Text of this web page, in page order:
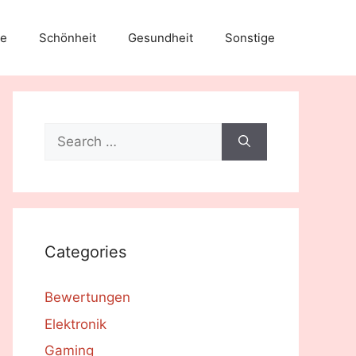
Schönheit Gesundheit Sonstige
Search
for:
Categories
Bewertungen
Elektronik
Gaming